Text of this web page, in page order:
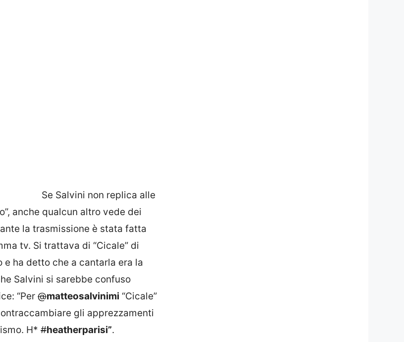
Se Salvini non replica alle
anche qualcun altro vede dei
la trasmissione è stata fatta
tv. Si trattava di “Cicale” di
e ha detto che a cantarla era la
Salvini si sarebbe confuso
“Per @matteosalvinimi “Cicale”
gli apprezzamenti
H* #heatherparisi”.